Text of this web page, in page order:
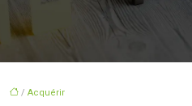
/ Acquérir